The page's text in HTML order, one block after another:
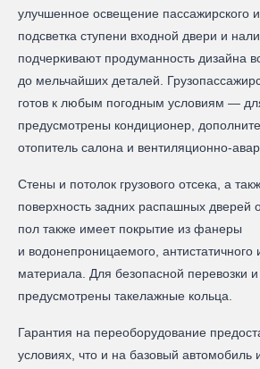
улучшенное освещение пассажирского и
подсветка ступени входной двери и
подчеркивают продуманность дизайна
до мельчайших деталей.
готов к любым погодным условиям —
предусмотрены кондиционер,
отопитель салона и вентиляционно-
Стены и потолок грузового отсека, а
поверхность задних распашных
пол также имеет покрытие из фанеры
и водонепроницаемого, антистатичного
материала. Для безопасной перевозки и
предусмотрены такелажные кольца.
Гарантия на переоборудование
условиях, что и на базовый автомобиль